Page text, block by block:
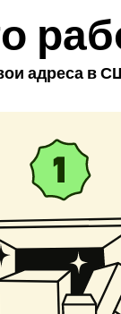
адреса в